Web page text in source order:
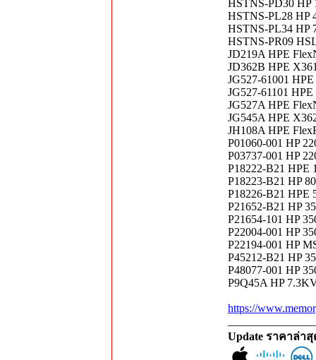
HSTNS-PD30 HP
HSTNS-PL28 HP
HSTNS-PL34 HP
HSTNS-PR09
JD219A HPE
JD362B HPE
JG527-61001
JG527-61101
JG527A HPE
JG545A HPE
JH108A HPE
P01060-001 HP
P03737-001 HP
P18222-B21 HPE
P18223-B21 HP
P18226-B21 HPE
P21652-B21 HP
P21654-101 HP
P22004-001 HP
P22194-001 HP
P45212-B21 HP
P48077-001 HP
P9Q45A HP
https://
Update ราคาล่า